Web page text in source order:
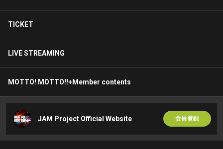
TICKET
LIVE STREAMING
MOTTO! MOTTO!!+Member contents
JAM Project Official Website 会員登録